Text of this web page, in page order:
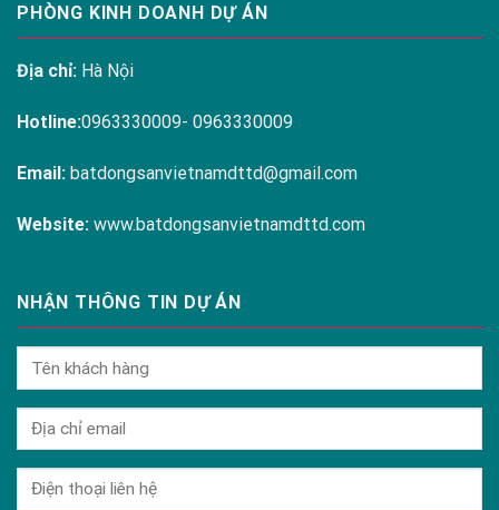
PHÒNG KINH DOANH DỰ ÁN
Địa chỉ: Hà Nội
Hotline:0963330009- 0963330009
Email: batdongsanvietnamdttd@gmail.com
Website: www.batdongsanvietnamdttd.com
NHẬN THÔNG TIN DỰ ÁN